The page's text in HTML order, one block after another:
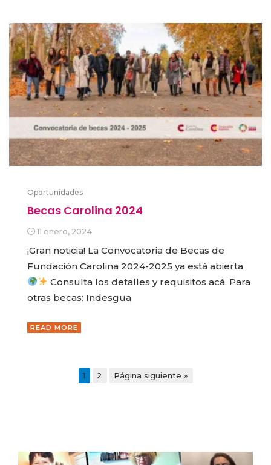
Oportunidades
Becas Carolina 2024
11 enero, 2024
¡Gran noticia! La Convocatoria de Becas de
Fundación Carolina 2024-2025 ya está abierta
Consulta los detalles y requisitos acá. Para
otras becas: Indesgua
READ MORE
1 2 Página siguiente »